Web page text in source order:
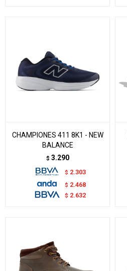
CHAMPIONES 411 8K1 - NEW
BALANCE
$ 3.290
$ 2.303
$ 2.468
$ 2.632